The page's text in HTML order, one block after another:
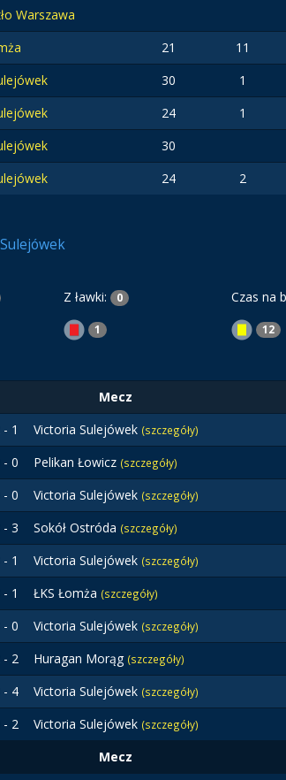
Warszawa
21 11
30 1
24 1
30
24 2
Z ławki: 0 Czas na
1 12
Mecz
- 1 Victoria Sulejówek (szczegóły)
- 0 Pelikan Łowicz (szczegóły)
- 0 Victoria Sulejówek (szczegóły)
- 3 Sokół Ostróda (szczegóły)
1 Victoria Sulejówek (szczegóły)
1 ŁKS Łomża (szczegóły)
- 0 Victoria Sulejówek (szczegóły)
- 2 Huragan Morąg (szczegóły)
- 4 Victoria Sulejówek (szczegóły)
- 2 Victoria Sulejówek (szczegóły)
Mecz